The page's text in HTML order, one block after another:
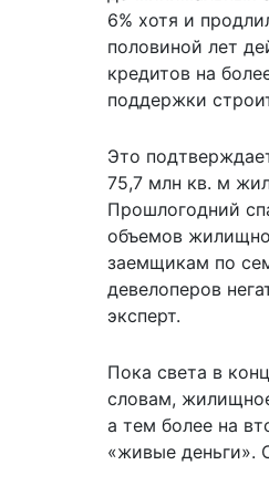
6% хотя и
половиной лет
кредитов на
поддержки
Это
75,7 млн кв. м
Прошлогодний
объемов
заемщикам по
девелоперов
эксперт.
Пока света в
словам,
а тем более на
«живые деньги».